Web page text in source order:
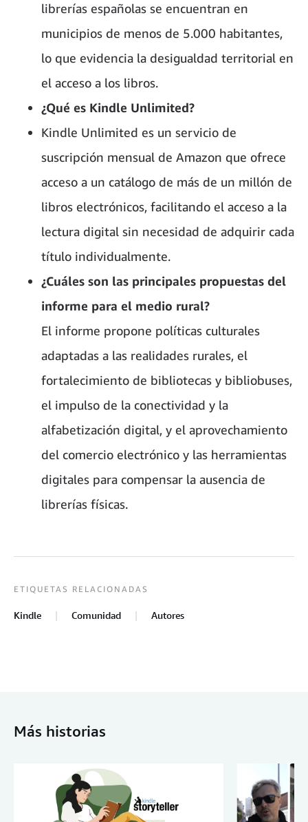
librerías españolas se encuentran en
municipios de menos de 5.000 habitantes,
lo que evidencia la desigualdad territorial en
el acceso a los libros.
¿Qué es Kindle Unlimited?
Kindle Unlimited es un servicio de
suscripción mensual de Amazon que ofrece
acceso a un catálogo de más de un millón de
libros electrónicos, facilitando el acceso a la
lectura digital sin necesidad de adquirir cada
título individualmente.
¿Cuáles son las principales propuestas del
informe para el medio rural?
El informe propone políticas culturales
adaptadas a las realidades rurales, el
fortalecimiento de bibliotecas y bibliobuses,
el impulso de la conectividad y la
alfabetización digital, y el aprovechamiento
del comercio electrónico y las herramientas
digitales para compensar la ausencia de
librerías físicas.
ETIQUETAS RELACIONADAS
Kindle Comunidad Autores
Más historias